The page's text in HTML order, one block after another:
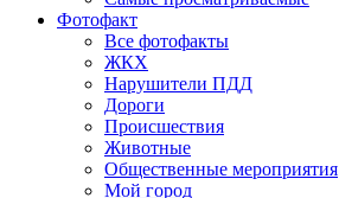
Фотофакт
Все фотофакты
ЖКХ
Нарушители ПДД
Дороги
Происшествия
Животные
Общественные мероприятия
Мой город